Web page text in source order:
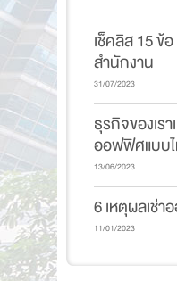
เช็คลิส 15 ข้
สำนักงาน
31/07/2023
ธุรกิจของเร
ออฟฟิศแบบไ
13/06/2023
6 เหตุผลเช่
11/01/2023